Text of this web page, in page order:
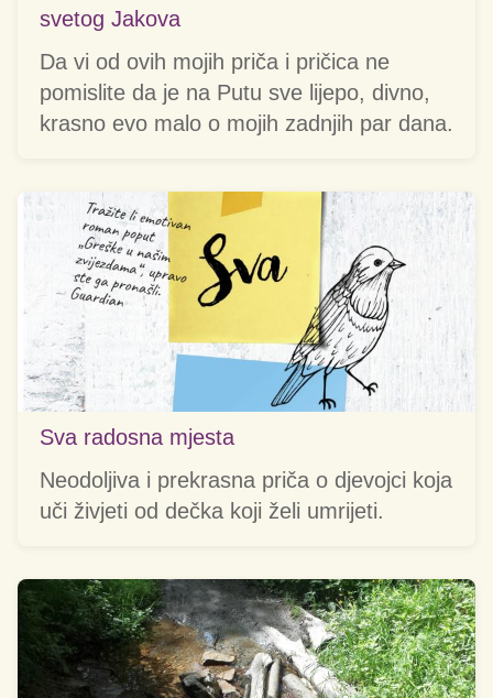
svetog Jakova
Da vi od ovih mojih priča i pričica ne
pomislite da je na Putu sve lijepo, divno,
krasno evo malo o mojih zadnjih par dana.
Sva radosna mjesta
Neodoljiva i prekrasna priča o djevojci koja
uči živjeti od dečka koji želi umrijeti.